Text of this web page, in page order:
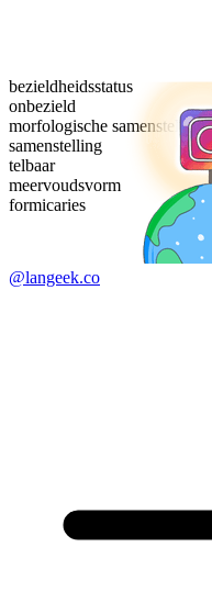
bezieldheidsstatus
onbezield
morfologische samenstelling
samenstelling
telbaar
meervoudsvorm
formicaries
@langeek.co